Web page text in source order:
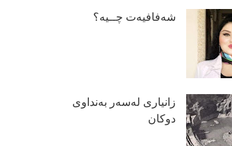
شەفافیەت چــیە؟
زانیاری لەسەر بەنداوی
دوكان